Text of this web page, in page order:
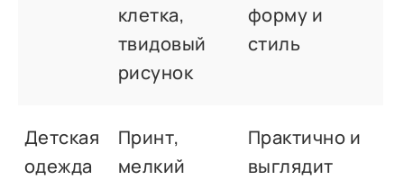
клетка,
твидовый
рисунок
форму и
стиль
Детская
одежда
Принт,
мелкий
Практично и
выглядит